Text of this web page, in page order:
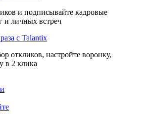
и подписывайте кадровые
и личных встреч
с Talantix
откликов, настройте воронку,
в 2 клика